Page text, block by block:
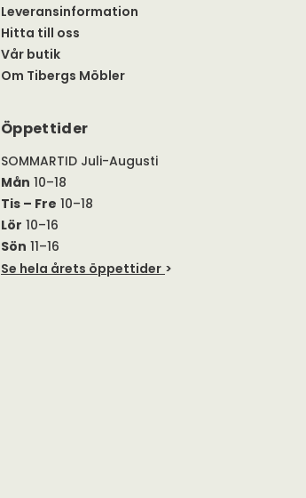
Leveransinformation
Hitta till oss
Vår butik
Om Tibergs Möbler
Öppettider
SOMMARTID Juli-Augusti
Mån 10–18
Tis – Fre 10–18
Lör 10–16
Sön 11–16
Se hela årets öppettider >